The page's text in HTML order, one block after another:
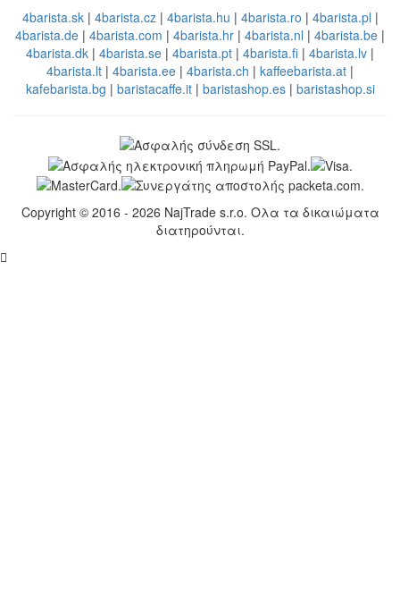
4barista.sk| 4barista.cz| 4barista.hu | 4barista.ro | 4barista.pl |
4barista.de | 4barista.com | 4barista.hr | 4barista.nl | 4barista.be |
4barista.dk | 4barista.se | 4barista.pt | 4barista.fi | 4barista.lv |
4barista.lt | 4barista.ee | 4barista.ch | kaffeebarista.at |
kafebarista.bg | baristacaffe.it| baristashop.es| baristashop.si
Copyright © 2016 - 2026 NajTrade s.r.o. Ολα τα δικαιώματα
διατηρούνται.